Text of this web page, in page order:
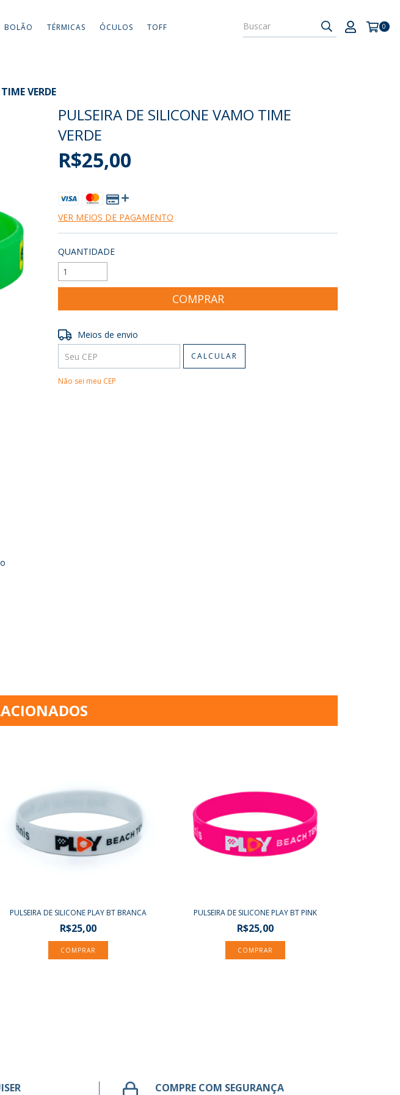
BOLÃO TÉRMICAS ÓCULOS TOFF 0
VERDE
PULSEIRA DE SILICONE VAMO TIME
VERDE
R$25,00
VER MEIOS DE PAGAMENTO
QUANTIDADE
Entregas para o CEP:
Meios de envio
CALCULAR
Não sei meu CEP
PULSEIRA DE SILICONE PLAY BT BRANCA
R$25,00
PULSEIRA DE SILICONE PLAY BT PINK
R$25,00
COMPRE COM SEGURANÇA